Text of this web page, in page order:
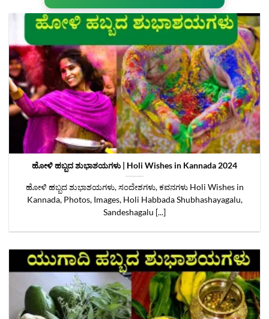
ಹೋಳಿ ಹಬ್ಬದ ಶುಭಾಶಯಗಳು | Holi Wishes in Kannada 2024
ಹೋಳಿ ಹಬ್ಬದ ಶುಭಾಶಯಗಳು, ಸಂದೇಶಗಳು, ಕವನಗಳು Holi Wishes in
Kannada, Photos, Images, Holi Habbada Shubhashayagalu,
Sandeshagalu [...]